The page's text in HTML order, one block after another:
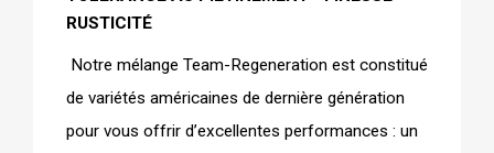
RUSTICITÉ
Notre mélange Team-Regeneration est constitué
de variétés américaines de dernière génération
pour vous offrir d’excellentes performances : un